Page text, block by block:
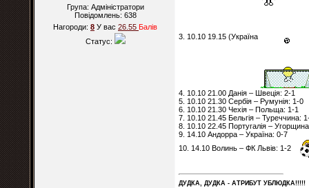
Група: Адміністратори
Повідомлень: 638
Нагороди: 8 У вас 26.55 Балiв
Статус:
3. 10.10 19.15 (Україна
4. 10.10 21.00 Данія – Швеція: 2-1
5. 10.10 21.30 Сербія – Румунія: 1-0
6. 10.10 21.30 Чехія – Польща: 1-1
7. 10.10 21.45 Бельгія – Туреччина:
8. 10.10 22.45 Португалія –
9. 14.10 Андорра – Україна: 0-7
10. 14.10 Волинь – ФК Львів: 1-2
ДУДКА, ДУДКА - АТРИБУT УБЛЮДКА!!!!!